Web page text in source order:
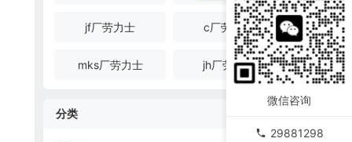
jf厂劳力士 c厂劳力士
mks厂劳力士 jh厂劳力士
分类
微信咨询
29881298